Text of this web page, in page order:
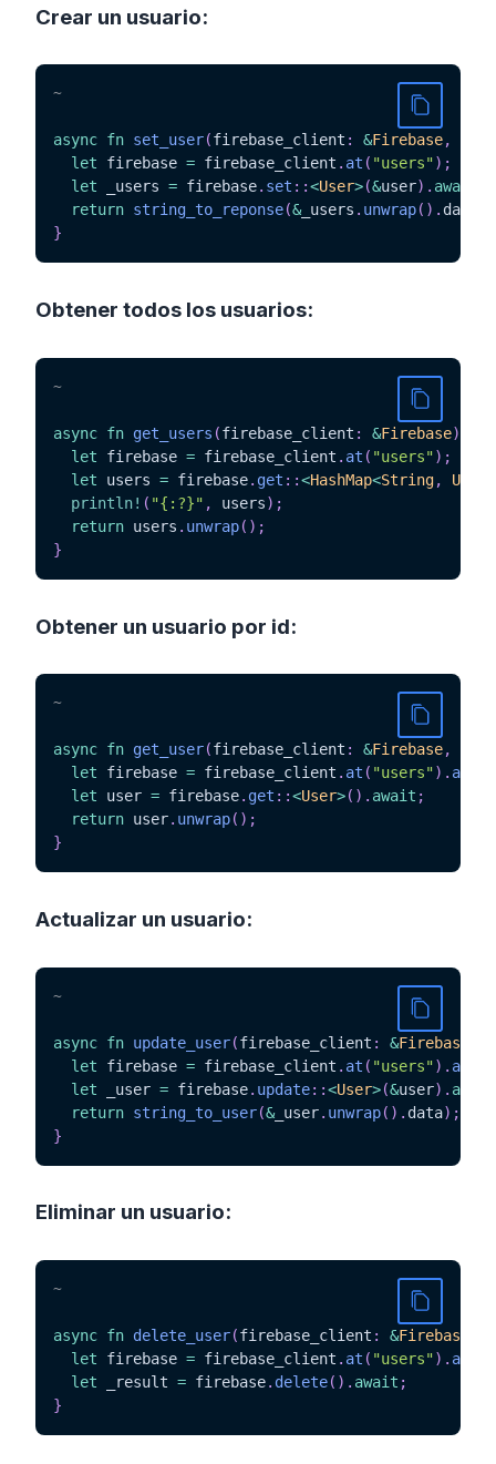
Crear un usuario:
~
async fn set_user(firebase_client : &Firebase,
let firebase = firebase_client . at ( "users") ;
let _users = firebase. set ::<User>(&user) . await
return string_to_reponse(&_users . unwrap( ) . data
}
Obtener todos los usuarios:
~
async fn get_users (firebase_client : &Firebase)
let firebase = firebase_client . at ( "users") ;
let users = firebase. get ::<HashMap<String, User
println! ( "{:?}" , users) ;
return users . unwrap( ) ;
}
Obtener un usuario por id:
~
async fn get_user(firebase_client : &Firebase,
let firebase = firebase_client . at ( "users") . at
let user = firebase. get ::<User>( ) . await ;
return user. unwrap( ) ;
}
Actualizar un usuario:
~
async fn update_user(firebase_client : &Firebase
let firebase = firebase_client . at ( "users") . at
let _user = firebase. update::<User>(&user) . await
return string_to_user(&_user. unwrap( ) . data) ;
}
Eliminar un usuario:
~
async fn delete_user(firebase_client : &Firebase
let firebase = firebase_client . at ( "users") . at
let _result = firebase. delete( ) . await ;
}